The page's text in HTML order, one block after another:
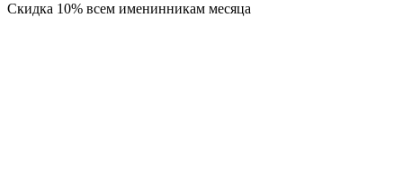
Скидка 10% всем именинникам месяца